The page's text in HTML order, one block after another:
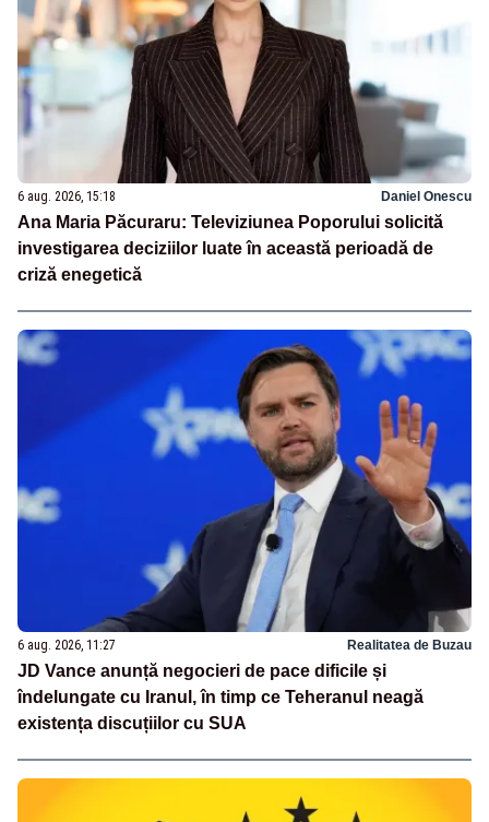
6 aug. 2026, 15:18 Daniel Onescu
Ana Maria Păcuraru: Televiziunea Poporului solicită
investigarea deciziilor luate în această perioadă de
criză enegetică
6 aug. 2026, 11:27 Realitatea de Buzau
JD Vance anunță negocieri de pace dificile și
îndelungate cu Iranul, în timp ce Teheranul neagă
existența discuțiilor cu SUA